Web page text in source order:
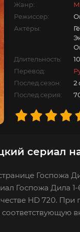
Жанр:
Режиссер:
Актёры:
Длительность:
Перевод:
Послед.сезон:
2
Послед.серия:
сериал
Госпожа
Госпожа Дила
HD 720.